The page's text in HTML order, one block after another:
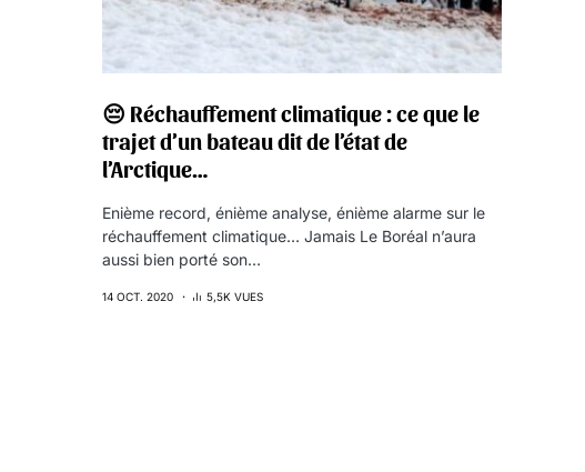
😔 Réchauffement climatique : ce que le
trajet d’un bateau dit de l’état de
l’Arctique…
Enième record, énième analyse, énième alarme sur le
réchauffement climatique… Jamais Le Boréal n’aura
aussi bien porté son…
14 OCT. 2020 5,5K VUES